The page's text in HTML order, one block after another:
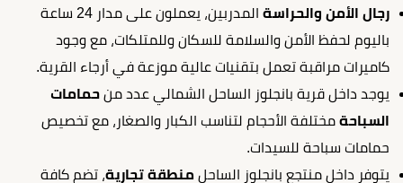
رجال الأمن والحراسة
المدربين، يعملون على مدار 24 ساعة
باليوم لحفظ الأمن والسلامة للسكان وللمتلكات، مع وجود
كاميرات مراقبة تعمل بتقنيات عالية موزعة في أرجاء القرية.
يوجد داخل قرية بانجلوز الساحل الشمالي عدد من حمامات
السباحة مختلفة الأحجام لتناسب الكبار والصغار، مع تخصيص
حمامات سباحة للسيدات.
يتوفر داخل منتجع بانجلوز الساحل منطقة تجارية، تضم كافة